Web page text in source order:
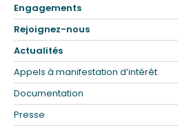
Engagements
Rejoignez-nous
Actualités
Appels à manifestation d’intérêt
Documentation
Presse